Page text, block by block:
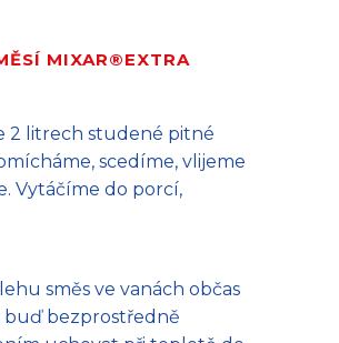
MIXAR®EXTRA
2 litrech studené pitné
scedíme, vlijeme
Vytáčíme do porcí,
směs ve vanách občas
buď bezprostředně